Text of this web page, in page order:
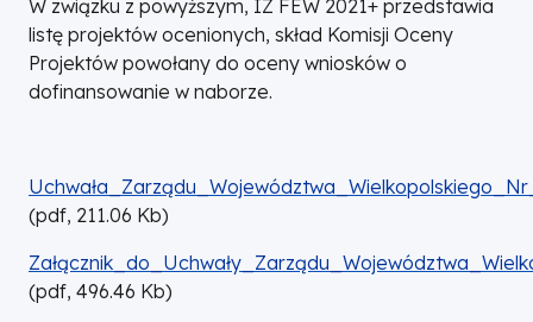
W związku z powyższym, IZ FEW 2021+ przedstawia
listę projektów ocenionych, skład Komisji Oceny
Projektów powołany do oceny wniosków o
dofinansowanie w naborze.
DOKUMENT
(pdf, 211.06 Kb)
DOKUMENT
(pdf, 496.46 Kb)